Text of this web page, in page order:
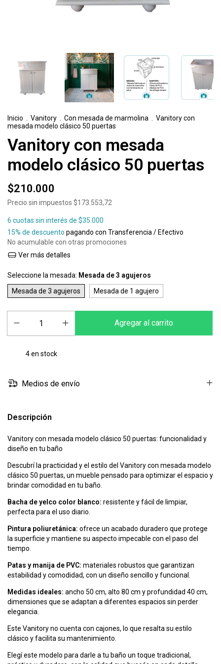
Inicio Vanitory Con mesada de marmolina
Vanitory con
mesada modelo clásico 50 puertas
Vanitory con mesada
modelo clásico 50 puertas
$210.000
Precio sin impuestos $173.553,72
6 cuotas sin interés de $35.000
15% de descuento pagando con Transferencia / Efectivo
No acumulable con otras promociones
Ver más detalles
Seleccione la mesada: Mesada de 3 agujeros
Mesada de 3 agujeros
Mesada de 1 agujero
4en stock
Medios de envío
Descripción
Vanitory con mesada modelo clásico 50 puertas: funcionalidad y
diseño en tu baño
Descubrí la practicidad y el estilo del Vanitory con mesada modelo
clásico 50 puertas, un mueble pensado para optimizar el espacio y
brindar comodidad en tu baño.
Bacha de yelco color blanco: resistente y fácil de limpiar,
perfecta para el uso diario.
Pintura poliuretánica: ofrece un acabado duradero que protege
la superficie y mantiene su aspecto impecable con el paso del
tiempo.
Patas y manija de PVC: materiales robustos que garantizan
estabilidad y comodidad, con un diseño sencillo y funcional.
Medidas ideales: ancho 50 cm, alto 80 cm y profundidad 40 cm,
dimensiones que se adaptan a diferentes espacios sin perder
elegancia.
Este Vanitory no cuenta con cajones, lo que resalta su estilo
clásico y facilita su mantenimiento.
Elegí este modelo para darle a tu baño un toque tradicional,